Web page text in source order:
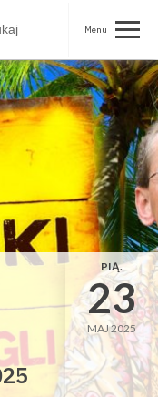
PIĄ.
23
MAJ 2025